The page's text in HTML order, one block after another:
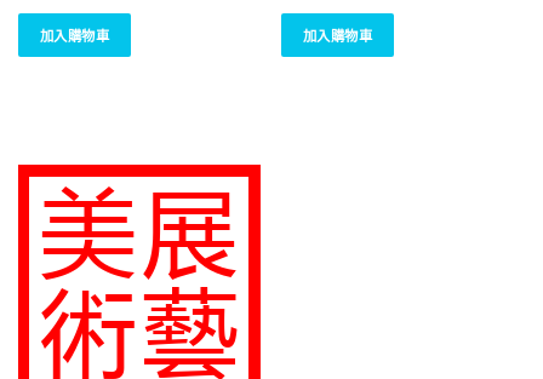
加入購物車
格
加入購物車